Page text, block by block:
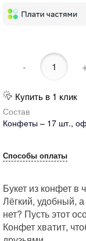
-
Купить в 1 клик
Состав
Конфеты – 17 шт.,
Способы оплаты
Букет из конфет в
Лёгкий, удобный,
нет? Пусть этот
Конфет хватит,